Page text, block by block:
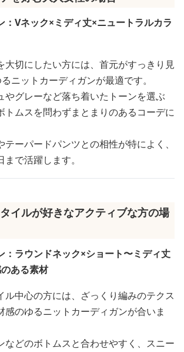
：Vネック×ミディ丈×ニュートラルカラ
大切にしたい方には、首元がすっきり見
ニットカーディガンが最適です。
やグレーなど落ち着いたトーンを選ぶ
トムスを問わずまとまりのあるコーデに
テーパードパンツとの相性が特によく、
で活躍します。
イルが好きなアクティブな方の場
：ラウンドネック×ショート〜ミディ丈
ある素材
ル中心の方には、ざっくり編みのテクス
感のゆるニットカーディガンが合いま
などのボトムスと合わせやすく、スニー